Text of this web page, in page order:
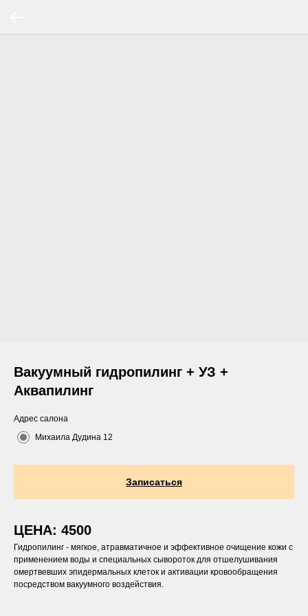
Вакуумный гидропилинг + УЗ +
Аквапилинг
Адрес салона
Михаила Дудина 12
Записаться
ЦЕНА: 4500
Гидропилинг - мягкое, атравматичное и эффективное очищение кожи с
применением воды и специальных сывороток для отшелушивания
омертвевших эпидермальных клеток и активации кровообращения
посредством вакуумного воздействия.